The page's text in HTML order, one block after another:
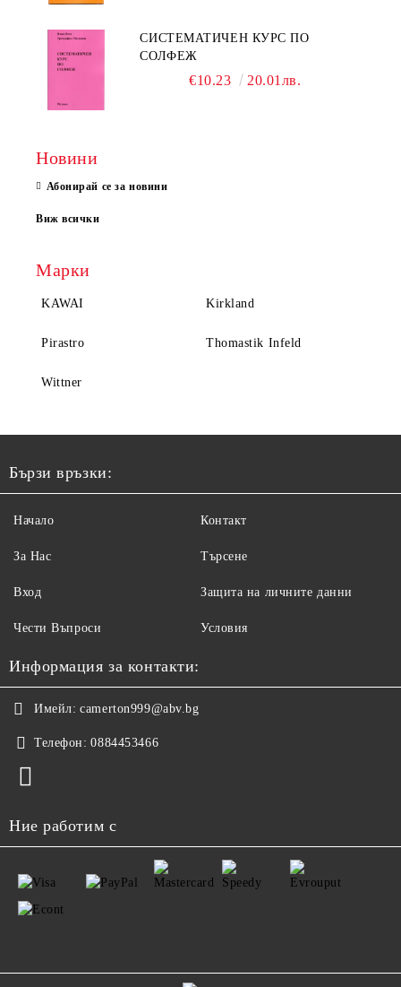
СИСТЕМАТИЧЕН КУРС ПО
СОЛФЕЖ
€10.23 20.01лв.
Новини
Абонирай се за новини
Виж всички
Марки
KAWAI Kirkland
Pirastro Thomastik Infeld
Wittner
Бързи връзки:
Начало
За Нас
Вход
Чести Въпроси
Контакт
Търсене
Защита на личните данни
Условия
Информация за контакти:
Имейл: camerton999@abv.bg
Телефон: 0884453466
Ние работим с